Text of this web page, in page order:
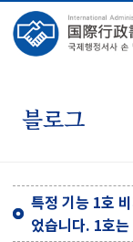
블로그
특정 기능 1호
었습니다. 1호